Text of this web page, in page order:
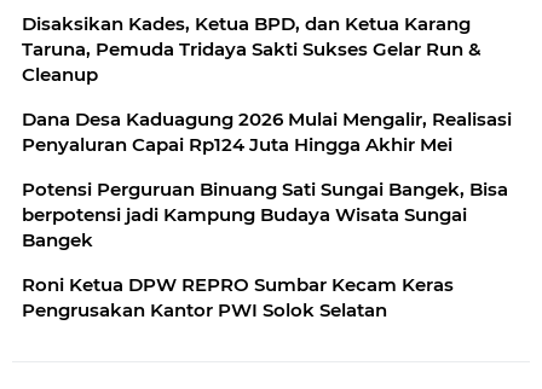
Disaksikan Kades, Ketua BPD, dan Ketua Karang
Taruna, Pemuda Tridaya Sakti Sukses Gelar Run &
Cleanup
Dana Desa Kaduagung 2026 Mulai Mengalir, Realisasi
Penyaluran Capai Rp124 Juta Hingga Akhir Mei
Potensi Perguruan Binuang Sati Sungai Bangek, Bisa
berpotensi jadi Kampung Budaya Wisata Sungai
Bangek
Roni Ketua DPW REPRO Sumbar Kecam Keras
Pengrusakan Kantor PWI Solok Selatan